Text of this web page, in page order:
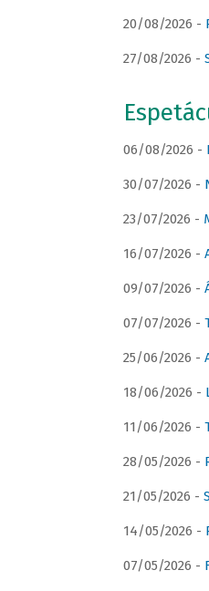
20/08/2026 -
27/08/2026 -
06/08/2026 -
30/07/2026 -
23/07/2026 -
16/07/2026 -
09/07/2026 -
07/07/2026 -
25/06/2026 -
18/06/2026 -
11/06/2026 -
28/05/2026 -
21/05/2026 -
14/05/2026 -
07/05/2026 -